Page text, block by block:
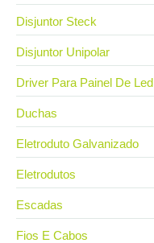
Disjuntor Steck
Disjuntor Unipolar
Driver Para Painel De Led
Duchas
Eletroduto Galvanizado
Eletrodutos
Escadas
Fios E Cabos